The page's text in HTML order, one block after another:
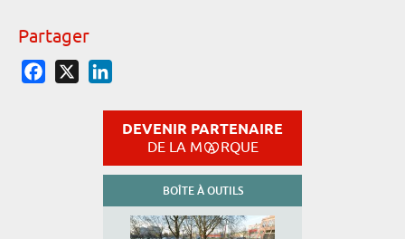
Partager
Facebook
DEVENIR PARTENAIRE
DE LA M RQUE
BOÎTE À OUTILS